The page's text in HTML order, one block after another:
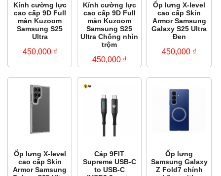
Kính cường lực
cao cấp 9D Full
màn Kuzoom
Samsung S25
Ultra
450,000 ₫
Kính cường lực
cao cấp 9D Full
màn Kuzoom
Samsung S25
Ultra Chống nhìn
trộm
450,000 ₫
Ốp lưng X-level
cao cấp Skin
Armor Samsung
Galaxy S25 Ultra
Đen
450,000 ₫
Ốp lưng X-level
cao cấp Skin
Armor Samsung
Cáp 9FIT
Supreme USB-C
to USB-C
Ốp lưng
Samsung Galaxy
Z Fold7 chính